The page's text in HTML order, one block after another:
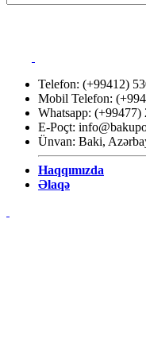
Telefon: (+99412)
Mobil Telefon:
Whatsapp: (+99477)
E-Poçt:
Ünvan: Baki,
Haqqımızda
Əlaqə